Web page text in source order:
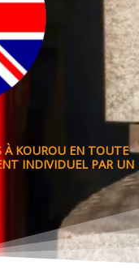
À KOUROU EN TOUTE
INDIVIDUEL PAR UN